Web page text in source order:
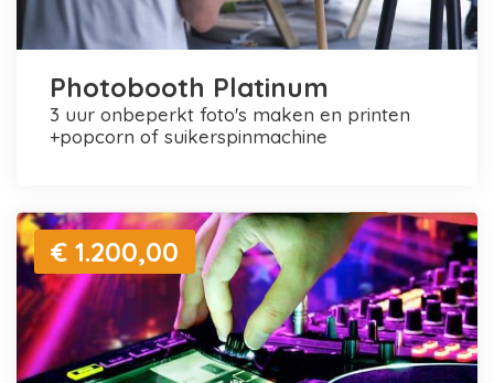
Photobooth Platinum
3 uur onbeperkt foto's maken en printen
+popcorn of suikerspinmachine
€ 1.200,00